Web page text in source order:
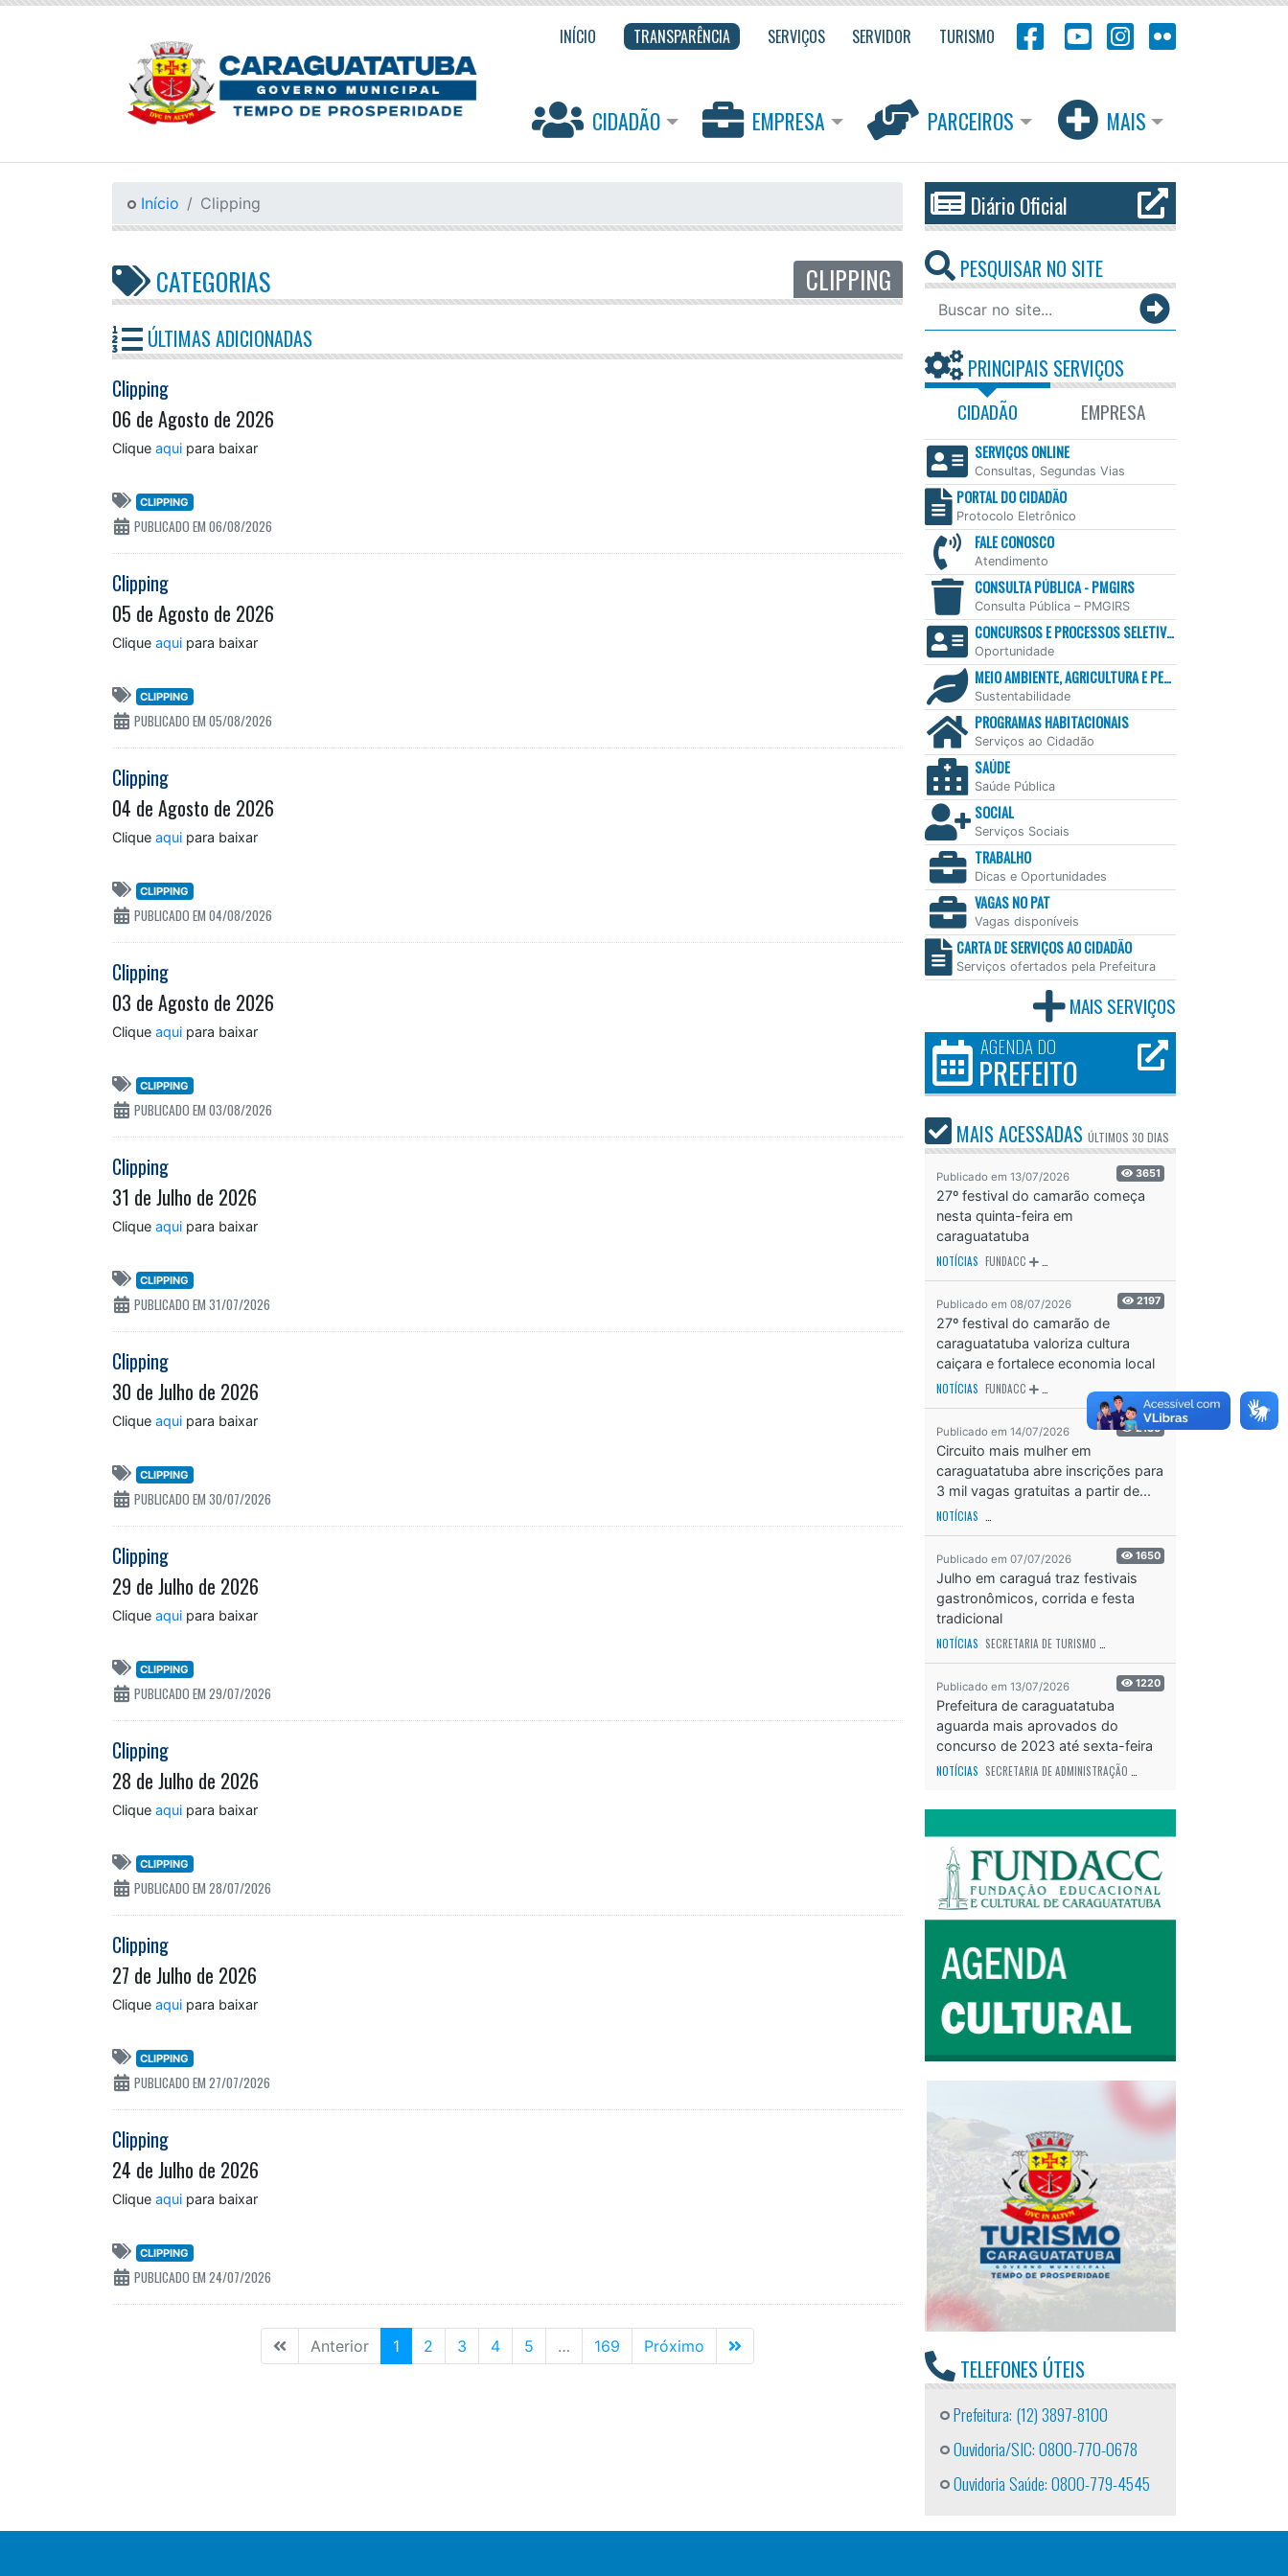
INÍCIO TRANSPARÊNCIA SERVIÇOS SERVIDOR TURISMO
CIDADÃO EMPRESA PARCEIROS MAIS
Início Clipping
CATEGORIAS CLIPPING
ÚLTIMAS ADICIONADAS
Clipping
06 de Agosto de 2026
Clique aqui para baixar
CLIPPING
PUBLICADO EM 06/08/2026
Clipping
05 de Agosto de 2026
Clique aqui para baixar
CLIPPING
PUBLICADO EM 05/08/2026
Clipping
04 de Agosto de 2026
Clique aqui para baixar
CLIPPING
PUBLICADO EM 04/08/2026
Clipping
03 de Agosto de 2026
Clique aqui para baixar
CLIPPING
PUBLICADO EM 03/08/2026
Clipping
31 de Julho de 2026
Clique aqui para baixar
CLIPPING
PUBLICADO EM 31/07/2026
Clipping
30 de Julho de 2026
Clique aqui para baixar
CLIPPING
PUBLICADO EM 30/07/2026
Clipping
29 de Julho de 2026
Clique aqui para baixar
CLIPPING
PUBLICADO EM 29/07/2026
Clipping
28 de Julho de 2026
Clique aqui para baixar
CLIPPING
PUBLICADO EM 28/07/2026
Clipping
27 de Julho de 2026
Clique aqui para baixar
CLIPPING
PUBLICADO EM 27/07/2026
Clipping
24 de Julho de 2026
Clique aqui para baixar
CLIPPING
PUBLICADO EM 24/07/2026
Primeira
Anterior 1 (current)
2 3 4 5 … 169 Próximo
Diário Oficial
PESQUISAR NO SITE
PRINCIPAIS SERVIÇOS
CIDADÃO EMPRESA
SERVIÇOS ONLINE
Consultas, Segundas Vias
PORTAL DO CIDADÃO
Protocolo Eletrônico
FALE CONOSCO
Atendimento
CONSULTA PÚBLICA - PMGIRS
Consulta Pública – PMGIRS
CONCURSOS E PROCESSOS SELETIVOS
Oportunidade
MEIO AMBIENTE, AGRICULTURA E PESCA
Sustentabilidade
PROGRAMAS HABITACIONAIS
Serviços ao Cidadão
SAÚDE
Saúde Pública
SOCIAL
Serviços Sociais
TRABALHO
Dicas e Oportunidades
VAGAS NO PAT
Vagas disponíveis
CARTA DE SERVIÇOS AO CIDADÃO
Serviços ofertados pela Prefeitura
MAIS SERVIÇOS
AGENDA DO
PREFEITO
MAIS ACESSADAS ÚLTIMOS 30 DIAS
Publicado em 13/07/2026 3651
27º festival do camarão começa
nesta quinta-feira em
caraguatatuba
NOTÍCIAS FUNDACC
Publicado em 08/07/2026 2197
27º festival do camarão de
caraguatatuba valoriza cultura
caiçara e fortalece economia local
NOTÍCIAS FUNDACC ODS - OBJETIVO DE DESENVOLVIMENTO SUSTENTÁVEL
Publicado em 14/07/2026 2130
Circuito mais mulher em
caraguatatuba abre inscrições para
3 mil vagas gratuitas a partir de...
NOTÍCIAS
Publicado em 07/07/2026 1650
Julho em caraguá traz festivais
gastronômicos, corrida e festa
tradicional
NOTÍCIAS SECRETARIA DE TURISMO
Publicado em 13/07/2026 1220
Prefeitura de caraguatatuba
aguarda mais aprovados do
concurso de 2023 até sexta-feira
(17)
NOTÍCIAS SECRETARIA DE ADMINISTRAÇÃO
TELEFONES ÚTEIS
Prefeitura: (12) 3897-8100
Ouvidoria/SIC: 0800-770-0678
Ouvidoria Saúde: 0800-779-4545